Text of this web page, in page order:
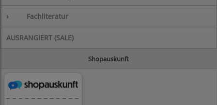
› Fachliteratur
AUSRANGIERT (SALE)
Shopauskunft